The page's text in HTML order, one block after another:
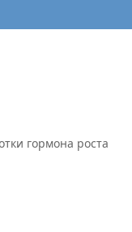
гормона роста